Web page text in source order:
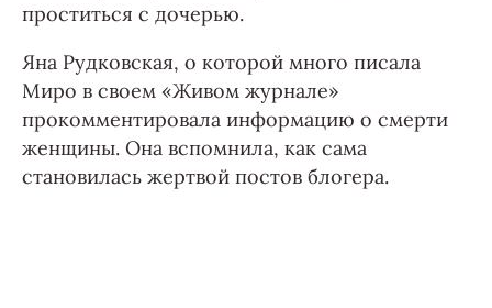
проститься с дочерью.
Яна Рудковская, о которой много писала
Миро в своем «Живом журнале»
прокомментировала информацию о смерти
женщины. Она вспомнила, как сама
становилась жертвой постов блогера.